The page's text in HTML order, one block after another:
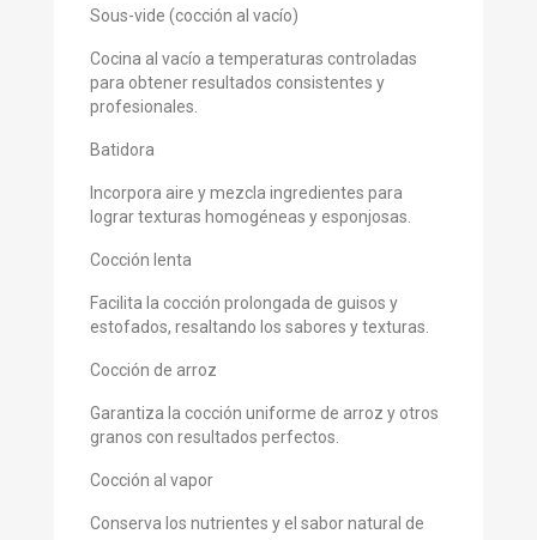
Sous-vide (cocción al vacío)
Cocina al vacío a temperaturas controladas
para obtener resultados consistentes y
profesionales.
Batidora
Incorpora aire y mezcla ingredientes para
lograr texturas homogéneas y esponjosas.
Cocción lenta
Facilita la cocción prolongada de guisos y
estofados, resaltando los sabores y texturas.
Cocción de arroz
Garantiza la cocción uniforme de arroz y otros
granos con resultados perfectos.
Cocción al vapor
Conserva los nutrientes y el sabor natural de